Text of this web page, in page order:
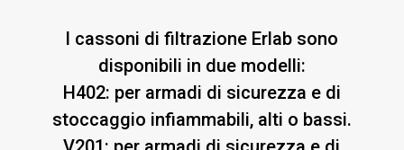
I cassoni di filtrazione Erlab sono
disponibili in due modelli:
H402: per armadi di sicurezza e di
stoccaggio infiammabili, alti o bassi.